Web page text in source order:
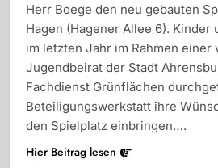
Herr Boege den neu gebauten
Hagen (Hagener Allee 6). Kinder
im letzten Jahr im Rahmen einer
Jugendbeirat der Stadt
Fachdienst Grünflächen
Beteiligungswerkstatt ihre
den Spielplatz einbringen….
Hier Beitrag lesen